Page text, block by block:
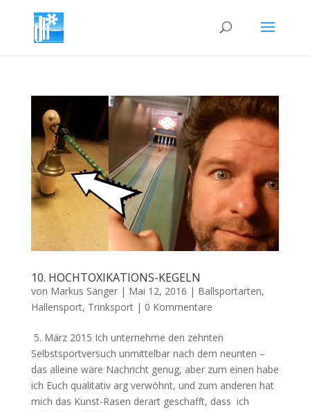
10. HOCHTOXIKATIONS-KEGELN
von Markus Sänger| Mai 12, 2016 | Ballsportarten,
Hallensport, Trinksport| 0 Kommentare
5. März 2015 Ich unternehme den zehnten
Selbstsportversuch unmittelbar nach dem neunten –
das alleine wäre Nachricht genug, aber zum einen habe
ich Euch qualitativ arg verwöhnt, und zum anderen hat
mich das Kunst-Rasen derart geschafft, dass ich